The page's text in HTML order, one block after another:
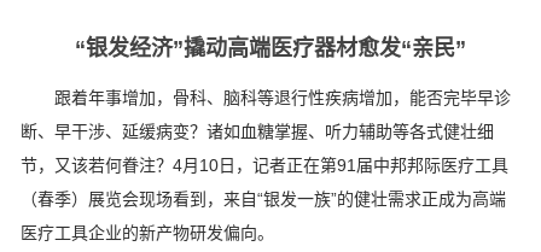
“银发经济”撬动高端医疗器材愈发“亲民”
跟着年事增加，骨科、脑科等退行性疾病增加，能否完毕早诊
断、早干涉、延缓病变？诸如血糖掌握、听力辅助等各式健壮细
节，又该若何眷注？4月10日，记者正在第91届中邦邦际医疗工具
（春季）展览会现场看到，来自“银发一族”的健壮需求正成为高端
医疗工具企业的新产物研发偏向。